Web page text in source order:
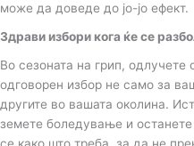
може да доведе до јо-јо ефект.
Здрави избори кога ќе се
Во сезоната на грип, одлучете
одговорен избор не само за
другите во вашата околина.
земете боледување и